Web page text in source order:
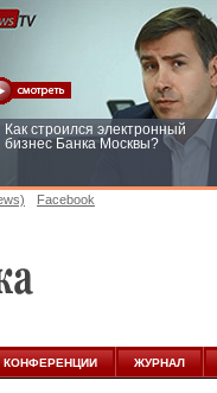
Как строился электронный
бизнес Банка Москвы?
Facebook
КОНФЕРЕНЦИИ ЖУРНАЛ